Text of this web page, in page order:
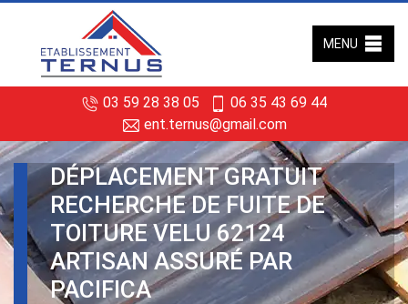
03 59 28 38 05
06 35 43 69 44
ent.ternus@gmail.com
MENU
DÉPLACEMENT GRATUIT
RECHERCHE DE FUITE DE
TOITURE VELU 62124
ARTISAN ASSURÉ PAR
PACIFICA